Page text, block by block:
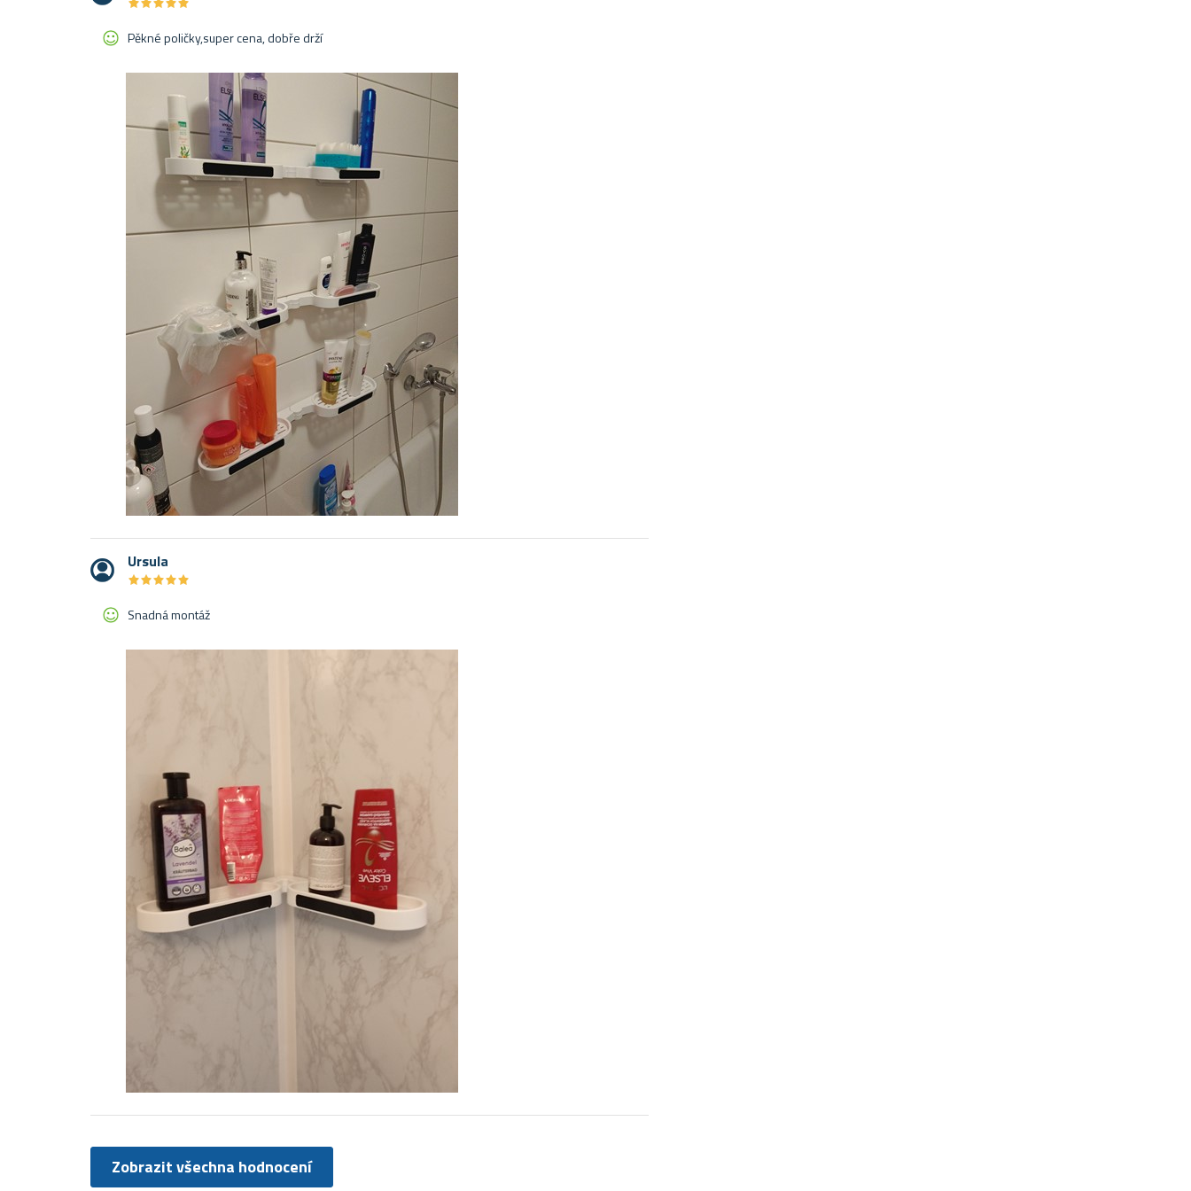
Pěkné poličky,super cena, dobře drží
Ursula
★★★★★
★★★★★
Snadná montáž
Zobrazit všechna hodnocení